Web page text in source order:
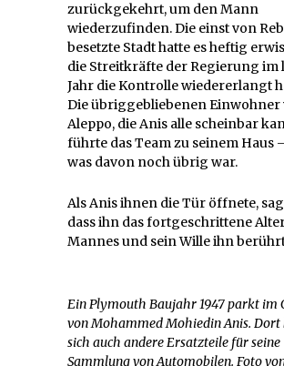
zurückgekehrt, um den Mann
wiederzufinden. Die einst von
besetzte Stadt hatte es heftig
die Streitkräfte der Regierung im
Jahr die Kontrolle wiedererlangt
Die übriggebliebenen Einwohner
Aleppo, die Anis alle scheinbar
führte das Team zu seinem Haus
was davon noch übrig war.
Als Anis ihnen die Tür öffnete,
dass ihn das fortgeschrittene
Mannes und sein Wille ihn
Ein Plymouth Baujahr 1947 parkt im
von Mohammed Mohiedin Anis. Dort
sich auch andere Ersatzteile für seine
Sammlung von Automobilen. Foto